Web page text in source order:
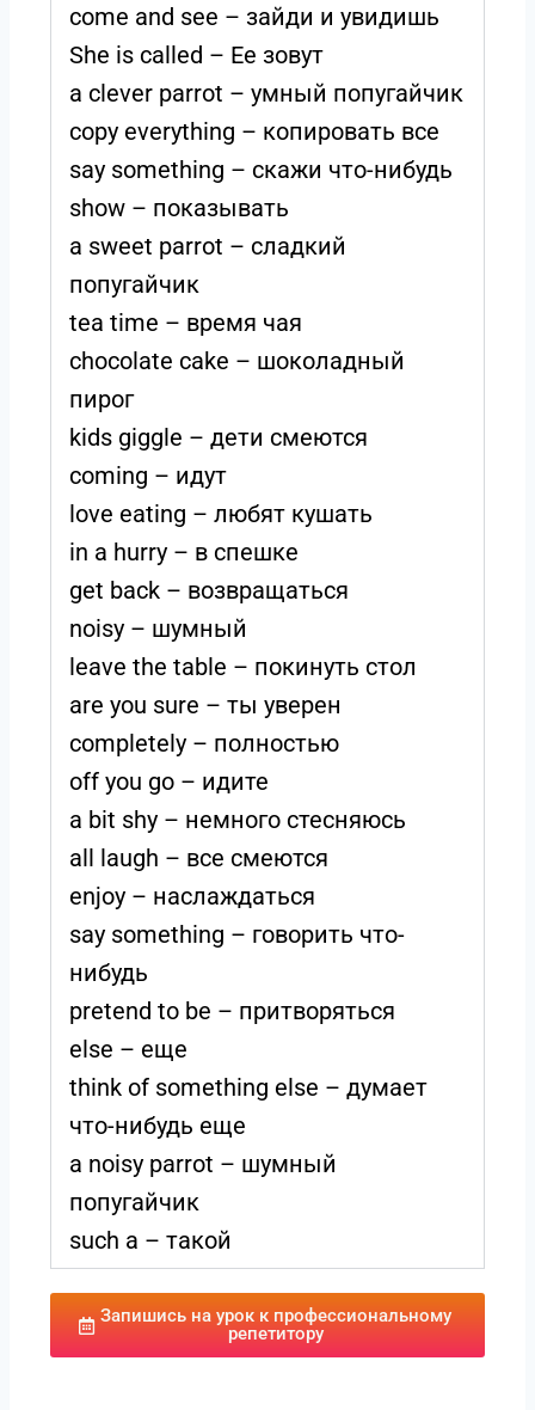
come and see – зайди и увидишь
She is called – Eе зовут
a clever parrot – умный попугайчик
copy everything – копировать все
say something – скажи что-нибудь
show – показывать
a sweet parrot – сладкий
попугайчик
tea time – время чая
chocolate cake – шоколадный
пирог
kids giggle – дети смеются
coming – идут
love eating – любят кушать
in a hurry – в спешке
get back – возвращаться
noisy – шумный
leave the table – покинуть стол
are you sure – ты уверен
completely – полностью
off you go – идите
a bit shy – немного стесняюсь
all laugh – все смеются
enjoy – наслаждаться
say something – говорить что-
нибудь
pretend to be – притворяться
else – еще
think of something else – думает
что-нибудь еще
a noisy parrot – шумный
попугайчик
such a – такой
Запишись на урок к профессиональному
репетитору